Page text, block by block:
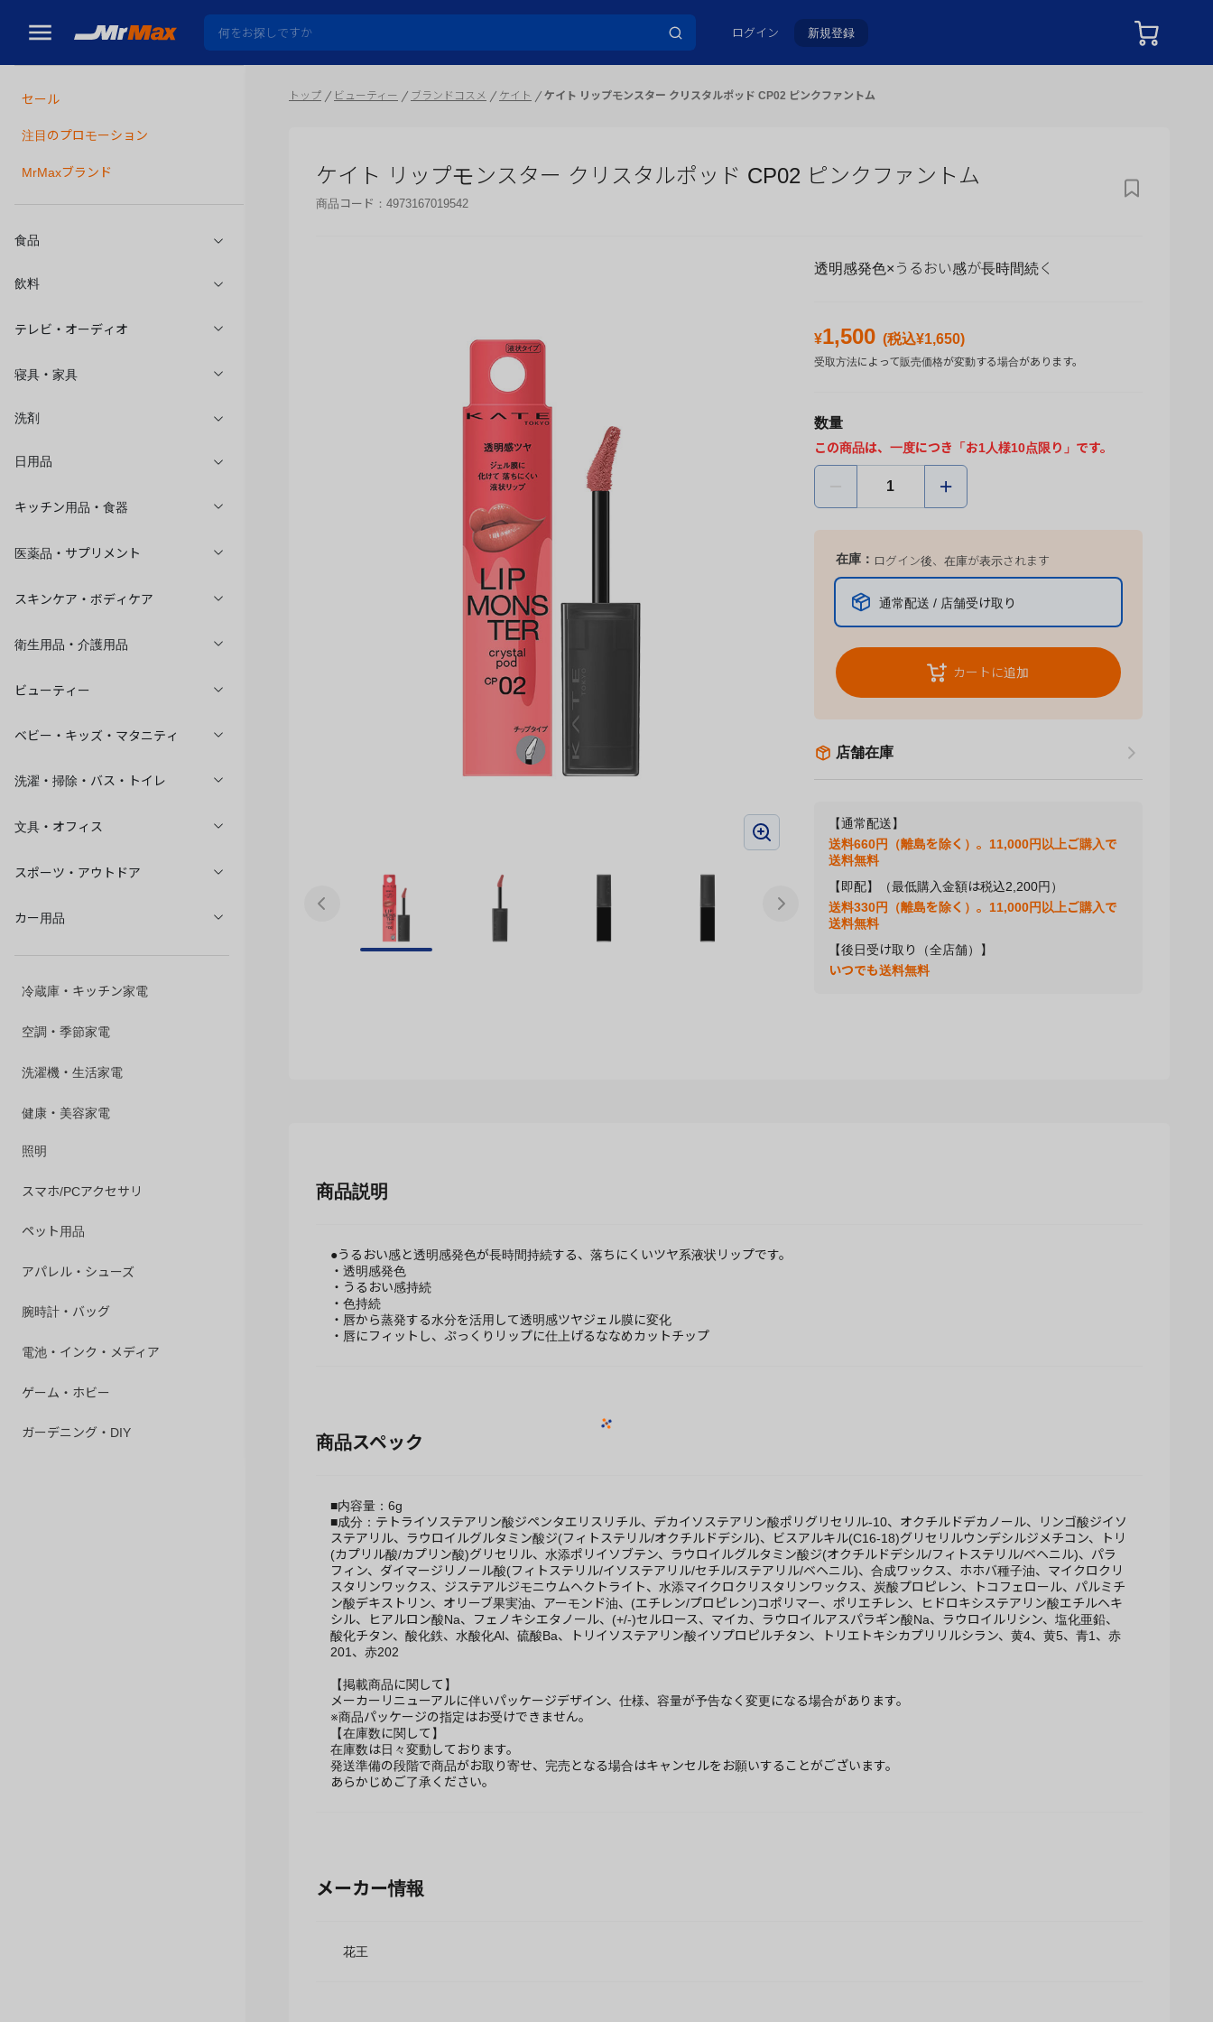
ログイン 新規登録
セール
注目のプロモーション
MrMaxブランド
食品
飲料
テレビ・オーディオ
寝具・家具
洗剤
日用品
キッチン用品・食器
医薬品・サプリメント
スキンケア・ボディケア
衛生用品・介護用品
ビューティー
ベビー・キッズ・マタニティ
洗濯・掃除・バス・トイレ
文具・オフィス
スポーツ・アウトドア
カー用品
冷蔵庫・キッチン家電
空調・季節家電
洗濯機・生活家電
健康・美容家電
照明
スマホ/PCアクセサリ
ペット用品
アパレル・シューズ
腕時計・バッグ
電池・インク・メディア
ゲーム・ホビー
ガーデニング・DIY
トップ ビューティー ブランドコスメ ケイト ケイト リップモンスター クリスタルポッド CP02 ピンクファントム
ケイト リップモンスター クリスタルポッド CP02 ピンクファントム
商品コード： 4973167019542
透明感発色×うるおい感が長時間続く
¥1,500 (税込¥1,650)
受取方法によって販売価格が変動する場合があります。
数量
この商品は、一度につき「お1人様10点限り」です。
在庫： ログイン後、在庫が表示されます
通常配送 / 店舗受け取り
カートに追加
店舗在庫
【通常配送】
送料660円（離島を除く）。11,000円以上ご購入で
送料無料
【即配】（最低購入金額は税込2,200円）
送料330円（離島を除く）。11,000円以上ご購入で
送料無料
【後日受け取り（全店舗）】
いつでも送料無料
商品説明
●うるおい感と透明感発色が長時間持続する、落ちにくいツヤ系液状リップです。
・透明感発色
・うるおい感持続
・色持続
・唇から蒸発する水分を活用して透明感ツヤジェル膜に変化
・唇にフィットし、ぷっくりリップに仕上げるななめカットチップ
商品スペック
■内容量：6g
■成分：テトライソステアリン酸ジペンタエリスリチル、デカイソステアリン酸ポリグリセリル-10、オクチルドデカノール、リンゴ酸ジイソ
ステアリル、ラウロイルグルタミン酸ジ(フィトステリル/オクチルドデシル)、ビスアルキル(C16-18)グリセリルウンデシルジメチコン、トリ
(カプリル酸/カプリン酸)グリセリル、水添ポリイソブテン、ラウロイルグルタミン酸ジ(オクチルドデシル/フィトステリル/ベヘニル)、パラ
フィン、ダイマージリノール酸(フィトステリル/イソステアリル/セチル/ステアリル/ベヘニル)、合成ワックス、ホホバ種子油、マイクロクリ
スタリンワックス、ジステアルジモニウムヘクトライト、水添マイクロクリスタリンワックス、炭酸プロピレン、トコフェロール、パルミチ
ン酸デキストリン、オリーブ果実油、アーモンド油、(エチレン/プロピレン)コポリマー、ポリエチレン、ヒドロキシステアリン酸エチルヘキ
シル、ヒアルロン酸Na、フェノキシエタノール、(+/-)セルロース、マイカ、ラウロイルアスパラギン酸Na、ラウロイルリシン、塩化亜鉛、
酸化チタン、酸化鉄、水酸化Al、硫酸Ba、トリイソステアリン酸イソプロピルチタン、トリエトキシカプリリルシラン、黄4、黄5、青1、赤
201、赤202
【掲載商品に関して】
メーカーリニューアルに伴いパッケージデザイン、仕様、容量が予告なく変更になる場合があります。
※商品パッケージの指定はお受けできません。
【在庫数に関して】
在庫数は日々変動しております。
発送準備の段階で商品がお取り寄せ、完売となる場合はキャンセルをお願いすることがございます。
あらかじめご了承ください。
メーカー情報
花王